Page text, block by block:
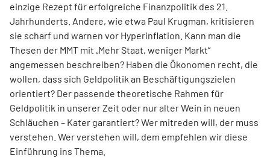
einzige Rezept für erfolgreiche Finanzpolitik des 21.
Jahrhunderts. Andere, wie etwa Paul Krugman, kritisieren
sie scharf und warnen vor Hyperinflation. Kann man die
Thesen der MMT mit „Mehr Staat, weniger Markt“
angemessen beschreiben? Haben die Ökonomen recht, die
wollen, dass sich Geldpolitik an Beschäftigungszielen
orientiert? Der passende theoretische Rahmen für
Geldpolitik in unserer Zeit oder nur alter Wein in neuen
Schläuchen – Kater garantiert? Wer mitreden will, der muss
verstehen. Wer verstehen will, dem empfehlen wir diese
Einführung ins Thema.